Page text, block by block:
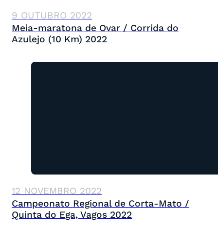
9 OUTUBRO 2022
Meia-maratona de Ovar / Corrida do
Azulejo (10 Km) 2022
12 NOVEMBRO 2022
Campeonato Regional de Corta-Mato /
Quinta do Ega, Vagos 2022